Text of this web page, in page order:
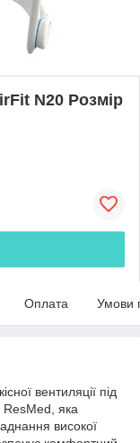
N20 Розмір
Оплата Умови
вентиляції під
ResMed, яка
високої